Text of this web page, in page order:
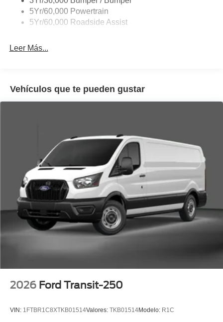
Wipers - Rain-Sensing
5Yr/60,000 Powertrain
5Yr/60,000 Roadside Assist
Leer Más...
Vehículos que te pueden gustar
2026 Ford Transit-250
VIN: 1FTBR1C8XTKB01514Valores: TKB01514Modelo: R1C